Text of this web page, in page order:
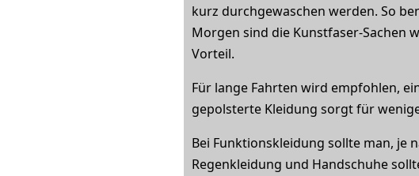
kurz durchgewaschen werden. So
Morgen sind die Kunstfaser-Sachen
Vorteil.
Für lange Fahrten wird empfohlen,
gepolsterte Kleidung sorgt für
Bei Funktionskleidung sollte man, je
Regenkleidung und Handschuhe